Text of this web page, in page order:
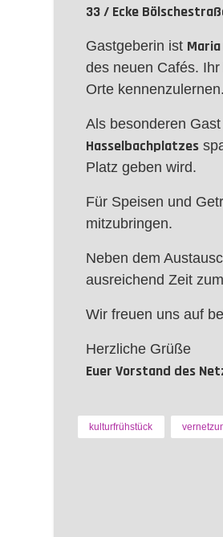
33 / Ecke
Gastgeberin ist Maria
des neuen Cafés.
Orte
Als besonderen
Hasselbachplatzes
Platz geben wird.
Für Speisen und
mitzubringen.
Neben dem
ausreichend Zeit zum
Wir freuen uns auf
Herzliche Grüße
Euer Vorstand des
kulturfrühstück